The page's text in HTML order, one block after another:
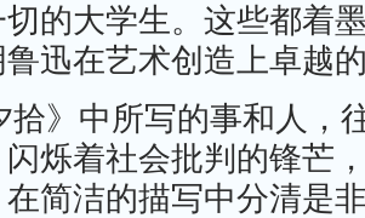
的大学生。这些都着
迅在艺术创造上卓越
拾》中所写的事和人，
烁着社会批判的锋芒
简洁的描写中分清是